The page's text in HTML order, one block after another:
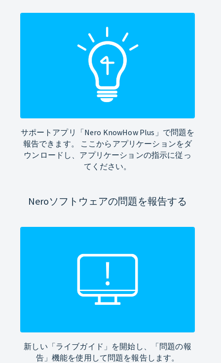
サポートアプリ「Nero KnowHow Plus」で問題を
報告できます。 ここからアプリケーションをダ
ウンロードし、アプリケーションの指示に従っ
てください。
Neroソフトウェアの問題を報告する
新しい「ライブガイド」を開始し、「問題の報
告」機能を使用して問題を報告します。